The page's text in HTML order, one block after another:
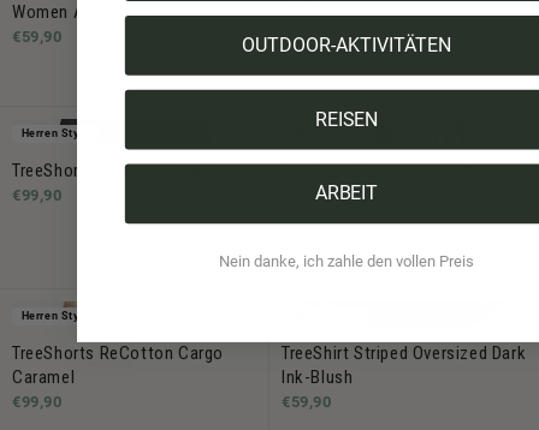
Women Arctic Sky
€59,90
€79,90
Herren Style
TreeShorts Ripstop Deep Forest
€99,90
TreeShirt Pocket Mono Ash
Taupe
Herren Style
TreeShorts ReCotton Cargo
Caramel
€99,90
TreeShirt Striped Oversized Dark
Ink-Blush
€59,90
OUTDOOR-AKTIVITÄTEN
REISEN
ARBEIT
Nein danke, ich zahle den vollen Preis